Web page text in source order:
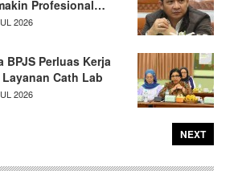
Profesional…
2026
BPJS Perluas Kerja
Cath Lab
2026
NEXT